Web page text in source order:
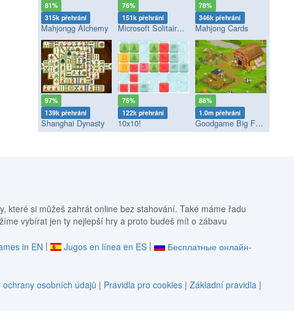
81%
315k přehrání
Mahjongg Alchemy
76%
151k přehrání
Microsoft Solitaire Collection
78%
346k přehrání
Mahjong Cards
97%
139k přehrání
Shanghai Dynasty
75%
122k přehrání
10x10!
88%
1.0m přehrání
Goodgame Big Farm
které si můžeš zahrát online bez stahování. Také máme řadu
vybírat jen ty nejlepší hry a proto budeš mít o zábavu
in EN | Jugos en línea en ES |
Бесплатные онлайн-
ochrany osobních údajů | Pravidla pro cookies| Základní pravidla|